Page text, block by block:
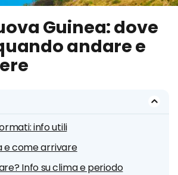
Guinea: dove
andare e
info utili
e come arrivare
Info su clima e periodo